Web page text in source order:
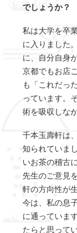
でしょうか？
私は大学を卒
に入りました
に、自分自身
京都でもお店
も「これだっ
っています。
術を吸収しな
千本玉壽軒は
知られていま
いお茶の稽古
先生のご意見
軒の方向性が
今は、私の息
に通っていま
たらと思って